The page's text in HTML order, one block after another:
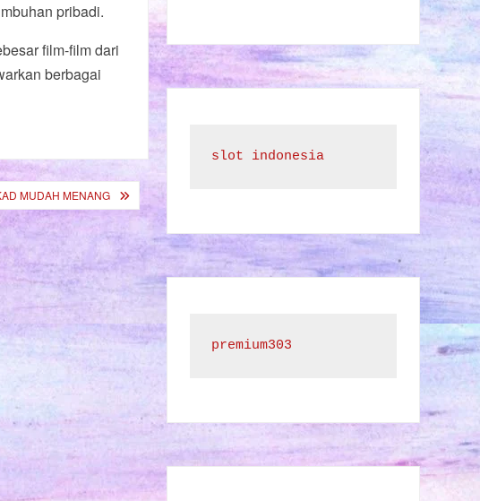
pribadi.
film-film dari
berbagai
MUDAH MENANG
slot indonesia
premium303